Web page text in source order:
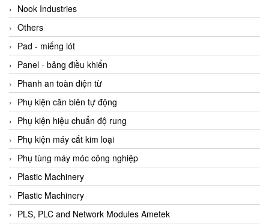
Beijer
Beinlich-pumps
Beka
BEKO
Belimo
Benetech Vietnam
Bently Nevada
Bentone Vietnam
Bernstein Vietnam
Berthold
Bestech
Bestech
Nook Industries
Others
Pad - miếng lót
Panel - bảng điều khiển
Phanh an toàn điện từ
Phụ kiện căn biên tự động
Phụ kiện hiệu chuẩn độ rung
Phụ kiện máy cắt kim loại
Phụ tùng máy móc công nghiệp
Plastic Machinery
Plastic Machinery
PLS, PLC and Network Modules Ametek